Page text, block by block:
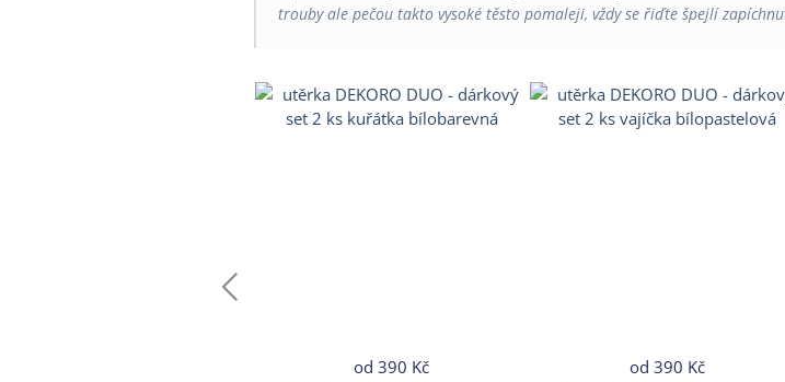
trouby ale pečou takto vysoké těsto pomaleji, vždy se řiďte špejlí
od390 Kč
od 390 Kč